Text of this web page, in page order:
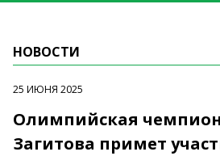
НОВОСТИ
25 ИЮНЯ 2025
Олимпийская
Загитова примет